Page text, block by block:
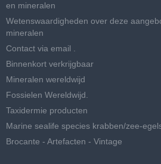
en mineralen
Wetenswaardigheden over deze
mineralen
Contact via email .
Binnenkort verkrijgbaar
Mineralen wereldwijd
Fossielen Wereldwijd.
Taxidermie producten
Marine sealife species krabben/zee-
Brocante - Artefacten - Vintage